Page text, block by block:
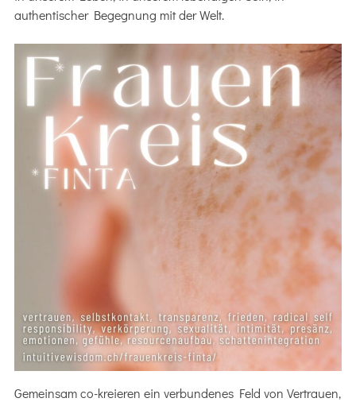
authentischer Begegnung mit der Welt.
Gemeinsam co-kreieren ein verbundenes Feld von Vertrauen,